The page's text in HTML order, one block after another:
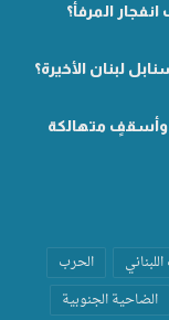
المرفأ؟
لبنان الأخيرة؟
وأسقفٍ متهالكة
الحرب
الضاحية الجنوبية